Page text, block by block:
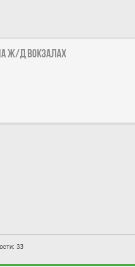
ж/д вокзалах
33